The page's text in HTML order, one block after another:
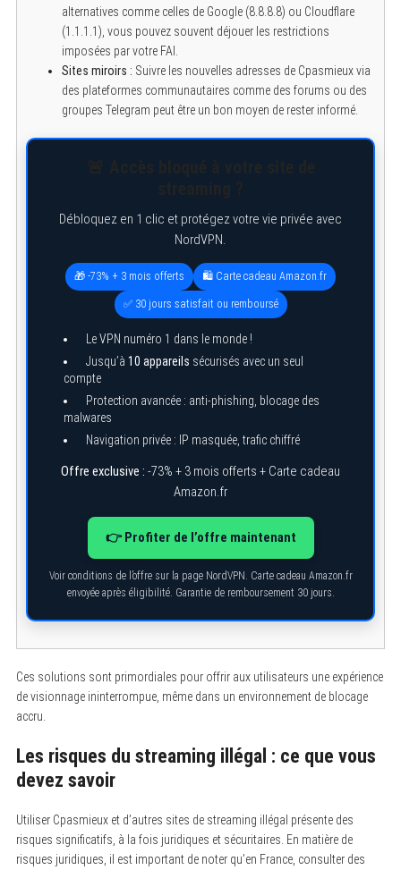
alternatives comme celles de Google (8.8.8.8) ou Cloudflare
(1.1.1.1), vous pouvez souvent déjouer les restrictions
imposées par votre FAI.
Sites miroirs : Suivre les nouvelles adresses de Cpasmieux via
des plateformes communautaires comme des forums ou des
groupes Telegram peut être un bon moyen de rester informé.
Débloquez en 1 clic et protégez votre vie privée avec
NordVPN.
🎁 -73% + 3 mois offerts 🛍️ Carte cadeau Amazon.fr
✅ 30 jours satisfait ou remboursé
Le VPN numéro 1 dans le monde !
Jusqu’à 10 appareils sécurisés avec un seul
compte
Protection avancée : anti-phishing, blocage des
malwares
Navigation privée : IP masquée, trafic chiffré
Offre exclusive : -73% + 3 mois offerts + Carte cadeau
Amazon.fr
👉 Profiter de l’offre maintenant
Voir conditions de l’offre sur la page NordVPN. Carte cadeau Amazon.fr
envoyée après éligibilité. Garantie de remboursement 30 jours.
Ces solutions sont primordiales pour offrir aux utilisateurs une expérience
de visionnage ininterrompue, même dans un environnement de blocage
accru.
Les risques du streaming illégal : ce que vous
devez savoir
Utiliser Cpasmieux et d’autres sites de streaming illégal présente des
risques significatifs, à la fois juridiques et sécuritaires. En matière de
risques juridiques, il est important de noter qu’en France, consulter des
S
r
: